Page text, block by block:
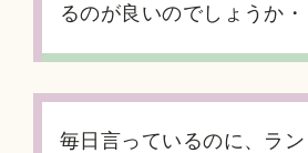
るのが良いのでしょうか・
毎日言っているのに、ラ